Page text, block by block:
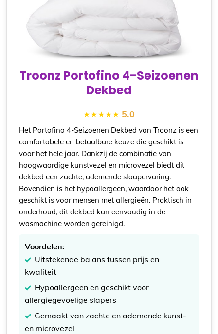
Troonz Portofino 4-Seizoenen
Dekbed
5.0
Het Portofino 4-Seizoenen Dekbed van Troonz is een
comfortabele en betaalbare keuze die geschikt is
voor het hele jaar. Dankzij de combinatie van
hoogwaardige kunstvezel en microvezel biedt dit
dekbed een zachte, ademende slaapervaring.
Bovendien is het hypoallergeen, waardoor het ook
geschikt is voor mensen met allergieën. Praktisch in
onderhoud, dit dekbed kan eenvoudig in de
wasmachine worden gereinigd.
Voordelen:
Uitstekende balans tussen prijs en
kwaliteit
Hypoallergeen en geschikt voor
allergiegevoelige slapers
Gemaakt van zachte en ademende kunst-
en microvezel